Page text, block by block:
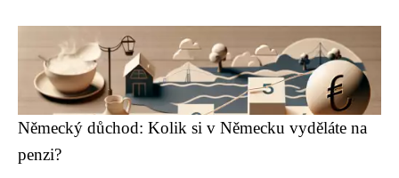
Německý důchod: Kolik si v Německu vyděláte na
penzi?